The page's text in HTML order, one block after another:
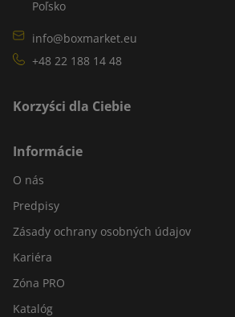
Poľsko
info@boxmarket.eu
+48 22 188 14 48
Korzyści dla Ciebie
Informácie
O nás
Predpisy
Zásady ochrany osobných údajov
Kariéra
Zóna PRO
Katalóg